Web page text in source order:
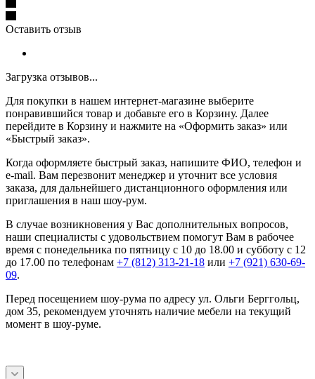
Оставить отзыв
Загрузка отзывов...
Для покупки в нашем интернет-магазине выберите
понравившийся товар и добавьте его в Корзину. Далее
перейдите в Корзину и нажмите на «Оформить заказ» или
«Быстрый заказ».
Когда оформляете быстрый заказ, напишите ФИО, телефон и
e-mail. Вам перезвонит менеджер и уточнит все условия
заказа, для дальнейшего дистанционного оформления или
приглашения в наш шоу-рум.
В случае возникновения у Вас дополнительных вопросов,
наши специалисты с удовольствием помогут Вам в рабочее
время с понедельника по пятницу с 10 до 18.00 и субботу с 12
до 17.00 по телефонам +7 (812) 313-21-18 или +7 (921) 630-69-
09.
Перед посещением шоу-рума по адресу ул. Ольги Берггольц,
дом 35, рекомендуем уточнять наличие мебели на текущий
момент в шоу-руме.